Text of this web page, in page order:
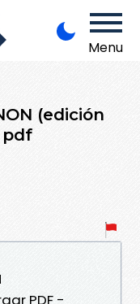
Menu
(edición
pdf
PDF -